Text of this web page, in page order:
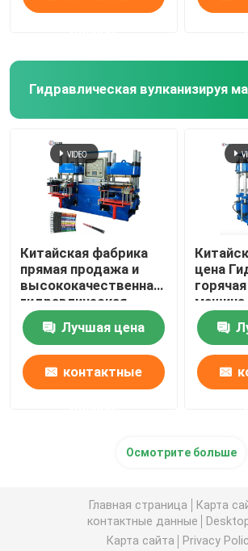
кожух
Китайская фабрика
прямая продажа и
высококачественная
гидравлическая
вулканизирующая
машина для
изготовления
резиновой гольф-
хватки
Лучшая цена
контактные
цена
машина
Осмотрите больше
Главная страница
Карта
контактные данные
Карта сайта
Privacy